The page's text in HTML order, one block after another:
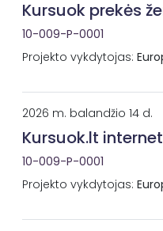
Kursuok prekės
10-009-P-0001
Projekto vykdytojas:
2026 m. balandžio 14 d.
Kursuok.lt
10-009-P-0001
Projekto vykdytojas: